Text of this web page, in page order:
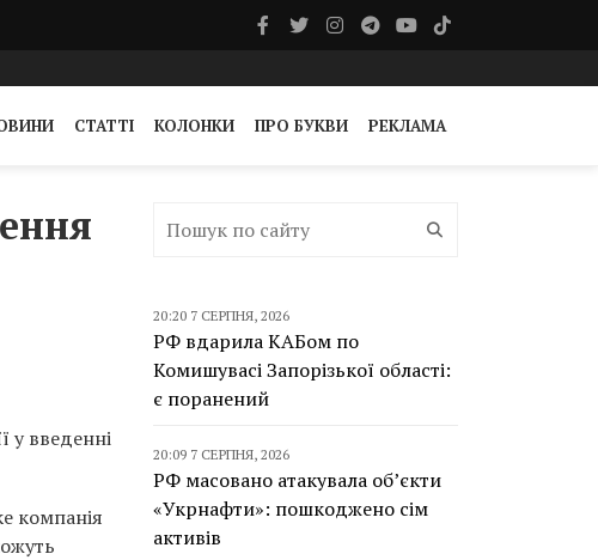
СТАТТІ КОЛОНКИ ПРО БУКВИ РЕКЛАМА
у введенні
компанія
20:20 7 СЕРПНЯ, 2026
РФ вдарила КАБом по
Комишувасі Запорізької області:
є поранений
20:09 7 СЕРПНЯ, 2026
РФ масовано атакувала об’єкти
«Укрнафти»: пошкоджено сім
активів